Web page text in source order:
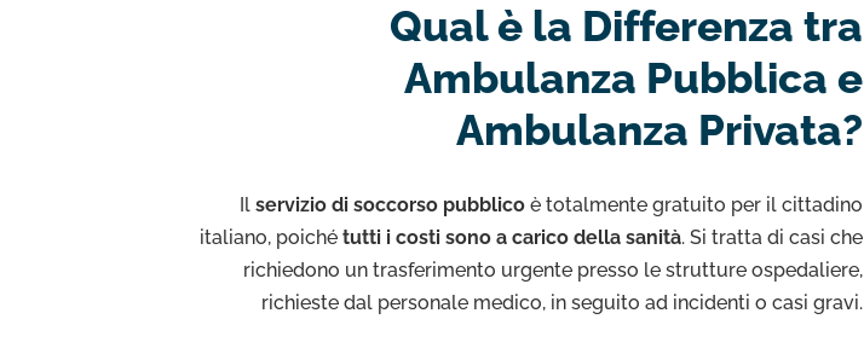
Qual è la Differenza tra
Ambulanza Pubblica e
Ambulanza Privata?
Il servizio di soccorso pubblicoè totalmente gratuito per il cittadino
italiano, poichétutti i costi sono a carico della sanità. Si tratta di casi che
richiedono un trasferimento urgente presso le strutture ospedaliere,
richieste dal personale medico, in seguito ad incidenti o casi gravi.